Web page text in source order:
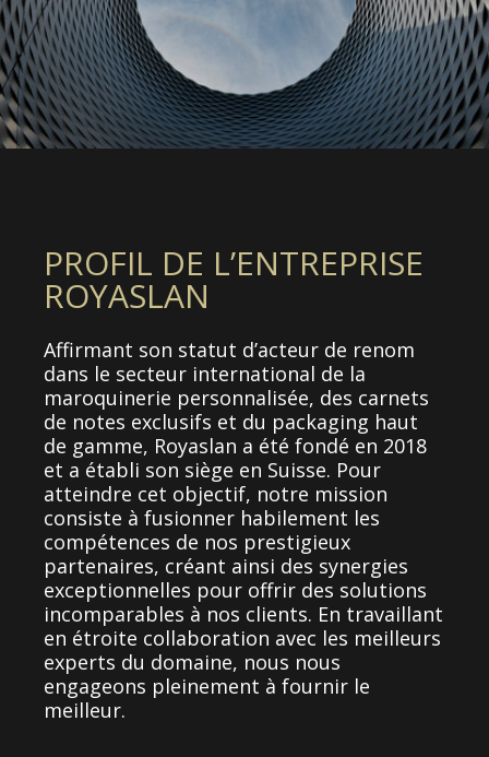
PROFIL DE L’ENTREPRISE
ROYASLAN
Affirmant son statut d’acteur de renom
dans le secteur international de la
maroquinerie personnalisée, des carnets
de notes exclusifs et du packaging haut
de gamme, Royaslan a été fondé en 2018
et a établi son siège en Suisse. Pour
atteindre cet objectif, notre mission
consiste à fusionner habilement les
compétences de nos prestigieux
partenaires, créant ainsi des synergies
exceptionnelles pour offrir des solutions
incomparables à nos clients. En travaillant
en étroite collaboration avec les meilleurs
experts du domaine, nous nous
engageons pleinement à fournir le
meilleur.